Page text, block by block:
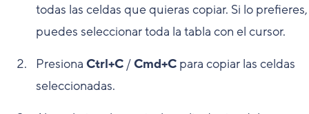
todas las celdas que quieras copiar. Si lo prefieres,
puedes seleccionar toda la tabla con el cursor.
Presiona Ctrl+C /Cmd+C para copiar las celdas
seleccionadas.